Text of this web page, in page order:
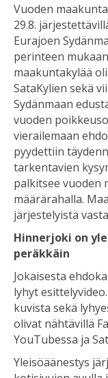
Vuoden
29.8.
Eurajoen
perinteen
maakuntakylää
SataKylien sekä
Sydänmaan
vuoden
vierailemaan
pyydettiin
tarkentavien
palkitsee vuoden
määrärahalla.
järjestelyistä
Hinnerjoki on
peräkkäin
Jokaisesta
lyhyt
kuvista sekä
olivat nähtävillä
YouTubessa ja
Yleisöäänestys